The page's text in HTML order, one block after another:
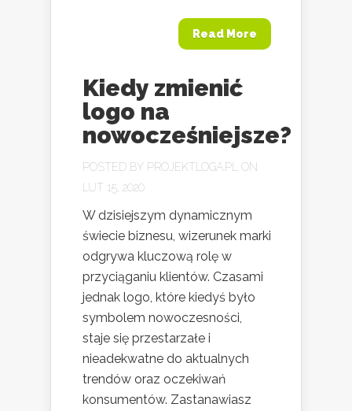
Read More
Kiedy zmienić
logo na
nowocześniejsze?
POSTED BY PROJEKTLOGA.PL
ON
LUT 15, 2020
W dzisiejszym dynamicznym
świecie biznesu, wizerunek marki
odgrywa kluczową rolę w
przyciąganiu klientów. Czasami
jednak logo, które kiedyś było
symbolem nowoczesności,
staje się przestarzałe i
nieadekwatne do aktualnych
trendów oraz oczekiwań
konsumentów. Zastanawiasz